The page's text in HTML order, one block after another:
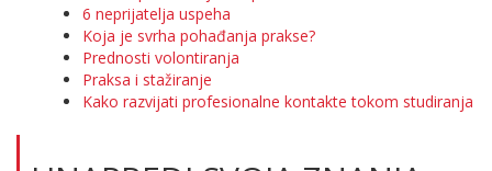
6 neprijatelja uspeha
Koja je svrha pohađanja prakse?
Prednosti volontiranja
Praksa i stažiranje
Kako razvijati profesionalne kontakte tokom studiranja